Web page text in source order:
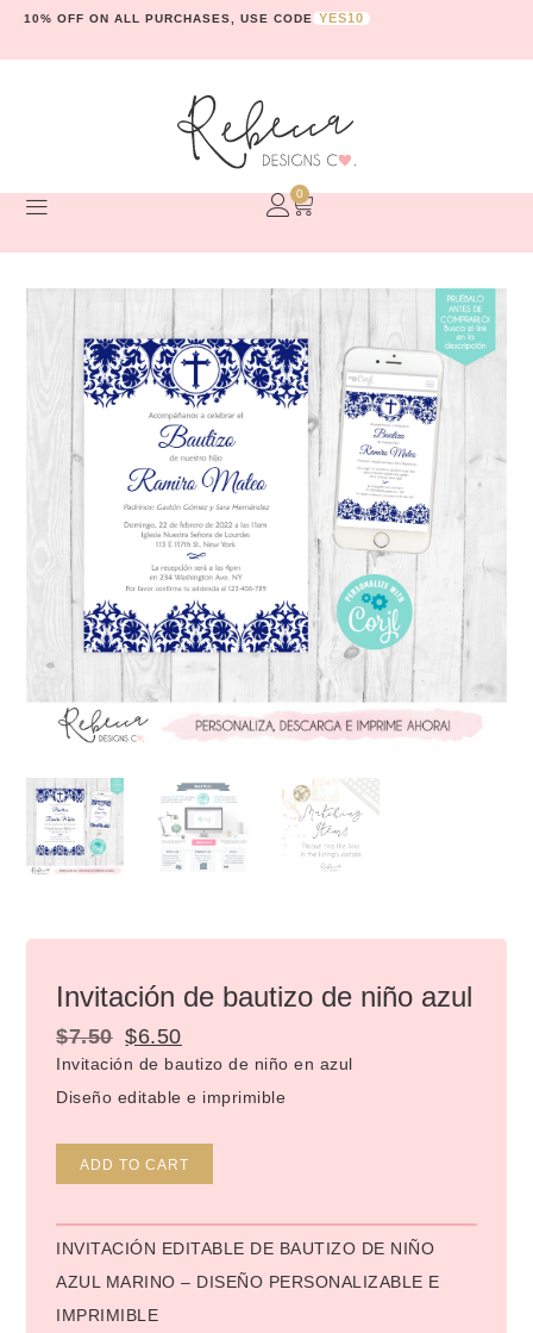
10% OFF ON ALL PURCHASES, USE CODE YES10
0
Invitación de bautizo de niño azul
$7.50 $6.50
Invitación de bautizo de niño en azul
Diseño editable e imprimible
ADD TO CART
INVITACIÓN EDITABLE DE BAUTIZO DE NIÑO
AZUL MARINO – DISEÑO PERSONALIZABLE E
IMPRIMIBLE